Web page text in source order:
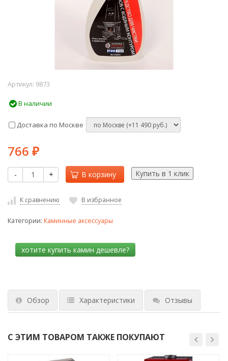
Артикул: 9873
В наличии
Доставка по Москве
766 ₽
- + В корзину
К сравнению В избранное
Категории: Каминные аксессуары
Обзор Характеристики Отзывы
С ЭТИМ ТОВАРОМ ТАКЖЕ ПОКУПАЮТ